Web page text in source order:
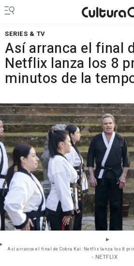
SERIES & TV
Así arranca el final
Netflix lanza los 8
minutos de la
- NETFLIX